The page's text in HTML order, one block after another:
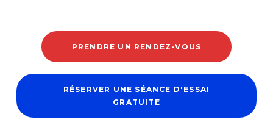
PRENDRE UN RENDEZ-VOUS
RÉSERVER UNE SÉANCE D'ESSAI
GRATUITE